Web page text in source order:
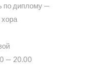
по диплому —
— 20.00